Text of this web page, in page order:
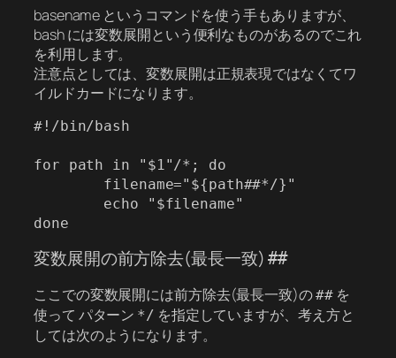
basename というコマンドを使う手もありますが、
bash には変数展開という便利なものがあるのでこれ
を利用します。
注意点としては、変数展開は正規表現ではなくてワ
イルドカードになります。
#!/bin/bash
for path in "$1"/*; do
        filename="${path##*/}"
        echo "$filename"
変数展開の前方除去(最長一致)##
ここでの変数展開には前方除去(最長一致)の##を
使って パターン */ を指定していますが、考え方と
しては次のようになります。